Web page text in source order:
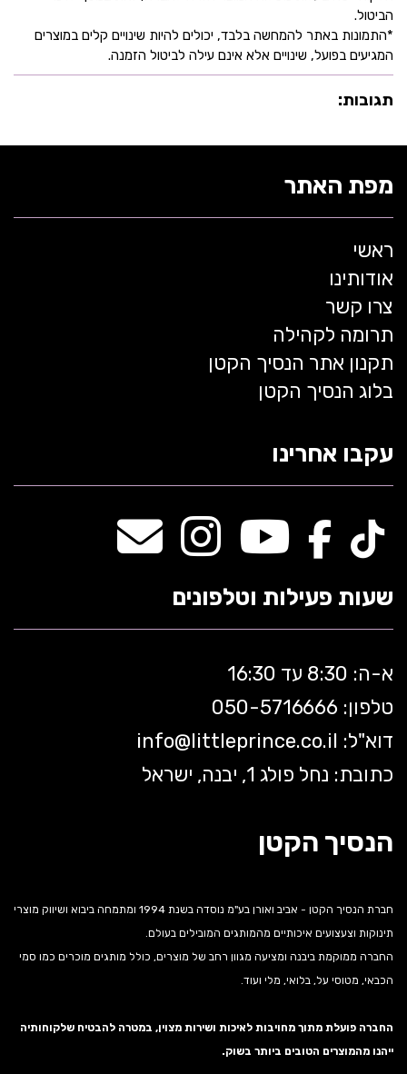
הביטול.
*התמונות באתר להמחשה בלבד, יכולים להיות שינויים קלים במוצרים
המגיעים בפועל, שינויים אלא אינם עילה לביטול הזמנה.
תגובות:
מפת האתר
ראשי
אודותינו
צרו קשר
תרומה לקהילה
תקנון אתר הנסיך הקטן
בלוג הנסיך הקטן
עקבו אחרינו
שעות פעילות וטלפונים
א-ה: 8:30 עד 16:30
טלפון: 050-5 716666
דוא"ל:
info@littleprince.co.il
כתובת: נחל פולג 1, יבנה, ישראל
הנסיך הקטן
חברת הנסיך הקטן - אביב ואורן בע"מ נוסדה בשנת 1994 ומתמחה ביבוא ושיווק מוצרי
תינוקות וצעצועים איכותיים מהמותגים המובילים בעולם.
החברה ממוקמת ביבנה ומציעה מגוון רחב של מוצרים, כולל מותגים מוכרים כמו סמי
הכבאי, מטוסי על, בלואי, מלי ועוד.
החברה פועלת מתוך מחויבות לאיכות ושירות מצוין, במטרה להבטיח שלקוחותיה
ייהנו מהמוצרים הטובים ביותר בשוק.